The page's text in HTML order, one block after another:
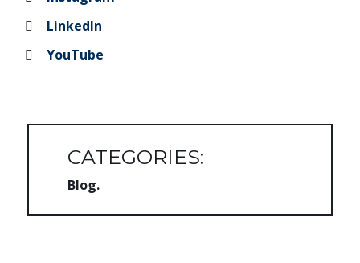
LinkedIn
YouTube
CATEGORIES:
Blog